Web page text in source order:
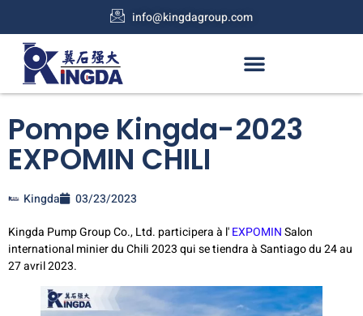
info@kingdagroup.com
Pompe Kingda-2023
EXPOMIN CHILI
Kingda
03/23/2023
Kingda Pump Group Co., Ltd. participera à l'EXPOMINSalon
international minier du Chili 2023 qui se tiendra à Santiago du 24 au
27 avril 2023.